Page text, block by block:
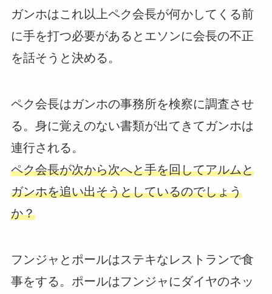
ガンホはこれ以上ペク会長が何かしてくる前
に手を打つ必要があるとエソンに会長の不正
を話そうと決める。
ペク会長はガンホの事務所を検察に調査させ
る。身に覚えのない書類が出てきてガンホは
連行される。
ペク会長が次から次へと手を回してアルムと
ガンホを追い出そうとしているのでしょう
か？
フンジャとポールはステキなレストランで食
事をする。ポールはフンジャにダイヤのネッ